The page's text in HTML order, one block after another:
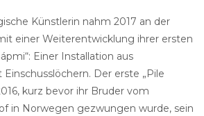
Künstlerin nahm 2017 an der
einer Weiterentwicklung ihrer ersten
Einer Installation aus
Der erste „Pile
kurz bevor ihr Bruder vom
in Norwegen gezwungen wurde, sein